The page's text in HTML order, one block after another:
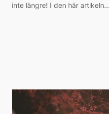
inte längre! I den här artikeln...